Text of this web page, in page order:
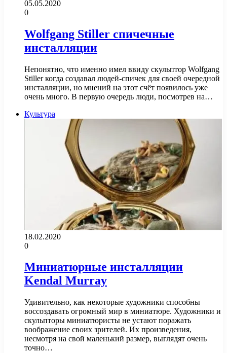
05.05.2020
0
Wolfgang Stiller спичечные
инсталляции
Непонятно, что именно имел ввиду скульптор Wolfgang
Stiller когда создавал людей-спичек для своей очередной
инсталляции, но мнений на этот счёт появилось уже
очень много. В первую очередь люди, посмотрев на…
Культура
18.02.2020
0
Миниатюрные инсталляции
Kendal Murray
Удивительно, как некоторые художники способны
воссоздавать огромный мир в миниатюре. Художники и
скульпторы миниатюристы не устают поражать
воображение своих зрителей. Их произведения,
несмотря на свой маленький размер, выглядят очень
точно…